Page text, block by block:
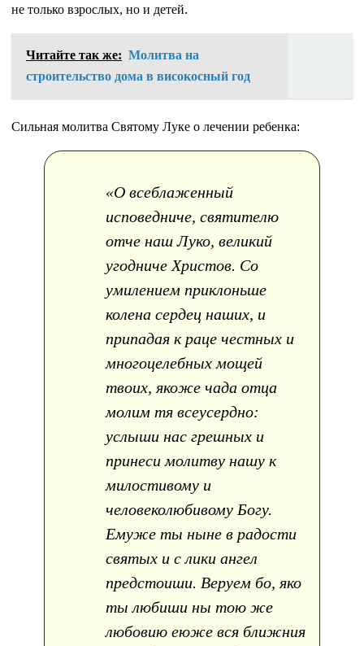
не только взрослых, но и детей.
Читайте так же: Молитва на
строительство дома в високосный год
Сильная молитва Святому Луке о лечении ребенка:
«О всеблаженный
исповедниче, святителю
отче наш Луко, великий
угодниче Христов. Со
умилением приклоньше
колена сердец наших, и
припадая к раце честных и
многоцелебных мощей
твоих, якоже чада отца
молим тя всеусердно:
услыши нас грешных и
принеси молитву нашу к
милостивому и
человеколюбивому Богу.
Емуже ты ныне в радости
святых и с лики ангел
предстоиши. Веруем бо, яко
ты любиши ны тою же
любовию еюже вся ближния